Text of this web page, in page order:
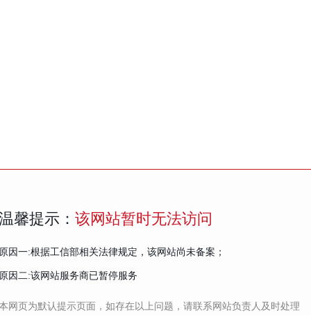
馨提示： 该网站暂时无法访问
因一:根据工信部相关法律规定，该网站尚未备案；
因二:该网站服务商已暂停服务
网页为默认提示页面，如存在以上问题，请联系网站负责人及时处理